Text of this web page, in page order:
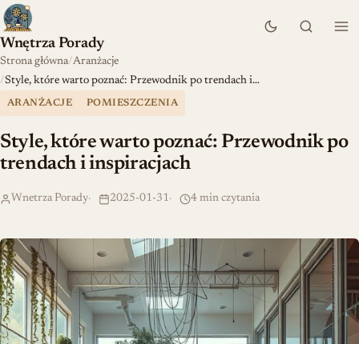
Wnętrza Porady
Strona główna Aranżacje
Style, które warto poznać: Przewodnik po trendach i…
ARANŻACJE POMIESZCZENIA
Style, które warto poznać: Przewodnik po
trendach i inspiracjach
Wnetrza Porady 2025-01-31 4 min czytania